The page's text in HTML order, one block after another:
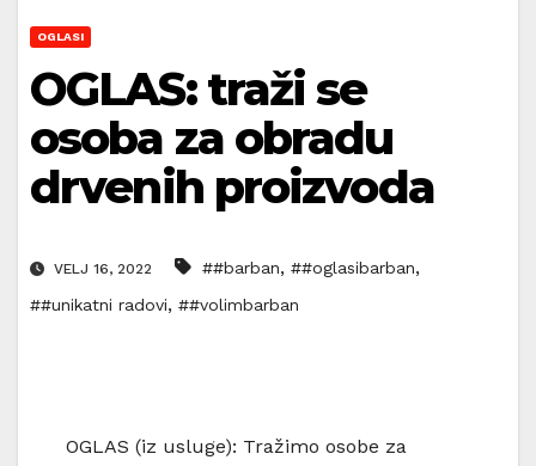
OGLASI
OGLAS: traži se
osoba za obradu
drvenih proizvoda
VELJ 16, 2022 ##barban, ##oglasibarban,
##unikatni radovi, ##volimbarban
OGLAS (iz usluge): Tražimo osobe za